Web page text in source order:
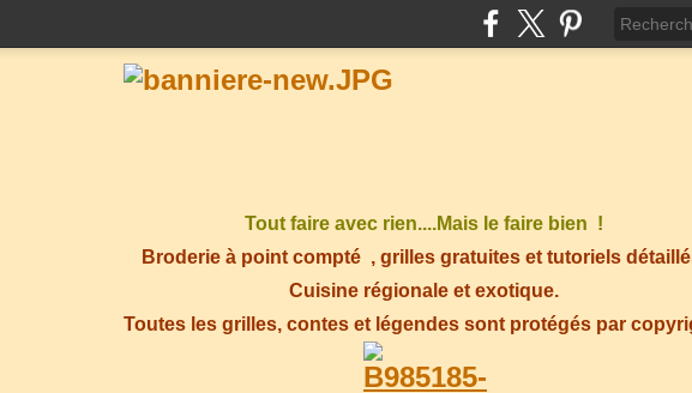
Tout faire avec rien....Mais le faire bien !
Broderie à point compté , grilles gratuites et tutoriels
Cuisine régionale et exotique.
Toutes les grilles, contes et légendes sont protégés par